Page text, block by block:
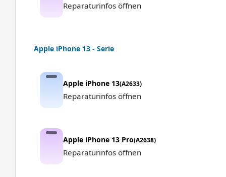
Reparaturinfos öffnen
Apple iPhone 13 - Serie
Apple iPhone 13(A2633)
Reparaturinfos öffnen
Apple iPhone 13 Pro(A2638)
Reparaturinfos öffnen